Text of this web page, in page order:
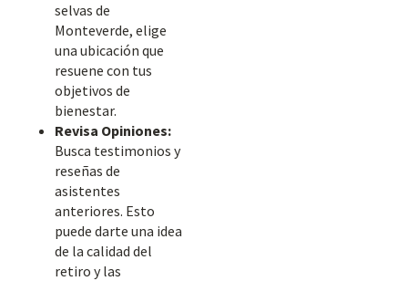
selvas de
Monteverde, elige
una ubicación que
resuene con tus
objetivos de
bienestar.
Revisa Opiniones:
Busca testimonios y
reseñas de
asistentes
anteriores. Esto
puede darte una idea
de la calidad del
retiro y las